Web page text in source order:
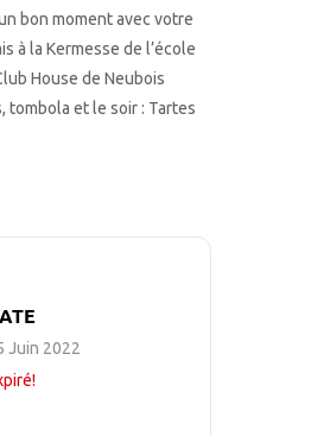
bon moment avec votre
à la Kermesse de l’école
House de Neubois
tombola et le soir : Tartes
Juin 2022